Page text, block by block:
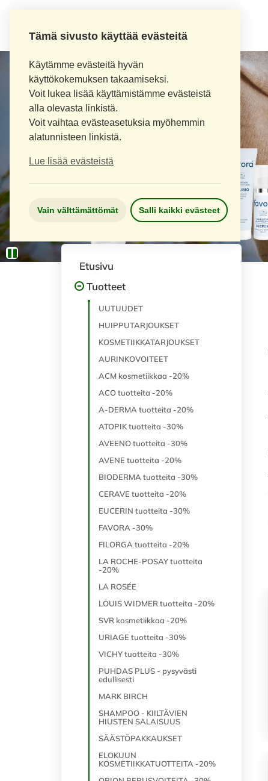
Tämä sivusto käyttää evästeitä
Käytämme evästeitä hyvän
käyttökokemuksen takaamiseksi.
Voit lukea lisää käyttämistämme evästeistä
alla olevasta linkistä.
Voit vaihtaa evästeasetuksia myöhemmin
alatunnisteen linkistä.
Lue lisää evästeistä
Vain välttämättömät Salli kaikki evästeet
Etusivu
Tuotteet
UUTUUDET
HUIPPUTARJOUKSET
KOSMETIIKKATARJOUKSET
AURINKOVOITEET
ACM kosmetiikkaa -20%
ACO tuotteita -20%
A-DERMA tuotteita -20%
ATOPIK tuotteita -30%
AVEENO tuotteita -30%
AVENE tuotteita -20%
BIODERMA tuotteita -30%
CERAVE tuotteita -20%
EUCERIN tuotteita -30%
FAVORA -30%
FILORGA tuotteita -20%
LA ROCHE-POSAY tuotteita
-20%
LA ROSÉE
LOUIS WIDMER tuotteita -20%
SVR kosmetiikkaa -20%
URIAGE tuotteita -30%
VICHY tuotteita -30%
PUHDAS PLUS - pysyvästi
edullisesti
MARK BIRCH
SHAMPOO - KIILTÄVIEN
HIUSTEN SALAISUUS
SÄÄSTÖPAKKAUKSET
ELOKUUN
KOSMETIIKKATUOTTEITA -20%